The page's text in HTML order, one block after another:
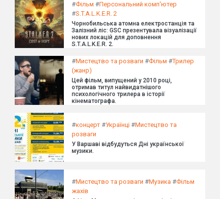
#Фільм #Персональний комп'ютер
#S.T.A.L.K.E.R. 2
Чорнобильська атомна електростанція та
Залізний ліс: GSC презентувала візуалізації
нових локацій для доповнення
S.T.A.L.K.E.R. 2.
#Мистецтво та розваги #Фільм #Трилер
(жанр)
Цей фільм, випущений у 2010 році,
отримав титул найвидатнішого
психологічного трилера в історії
кінематографа.
#концерт #Українці #Мистецтво та
розваги
У Варшаві відбудуться Дні української
музики.
#Мистецтво та розваги #Музика #Фільм
жахів